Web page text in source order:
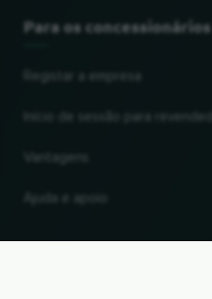
Para os concessionários
Registar a empresa
Vantagens
Ajuda e apoio